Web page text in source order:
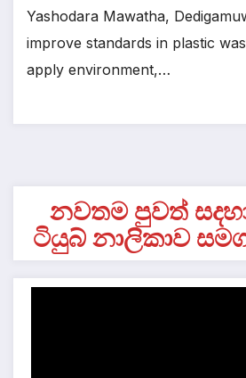
Yashodara Mawatha,
improve standards in plastic
apply environment,…
නවතම පුවත්
ටියුබ් නාලිකාව